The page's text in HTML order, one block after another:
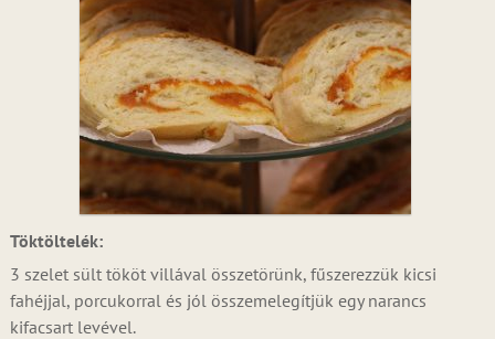
Töktöltelék:
3 szelet sült tököt villával összetörünk, fűszerezzük kicsi
fahéjjal, porcukorral és jól összemelegítjük egy narancs
kifacsart levével.